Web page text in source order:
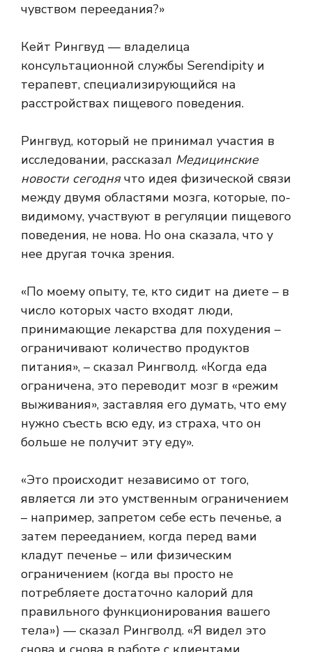
чувством переедания?»
Кейт Рингвуд — владелица
консультационной службы Serendipity и
терапевт, специализирующийся на
расстройствах пищевого поведения.
Рингвуд, который не принимал участия в
исследовании, рассказал Медицинские
новости сегоднячто идея физической связи
между двумя областями мозга, которые, по-
видимому, участвуют в регуляции пищевого
поведения, не нова. Но она сказала, что у
нее другая точка зрения.
«По моему опыту, те, кто сидит на диете – в
число которых часто входят люди,
принимающие лекарства для похудения –
ограничивают количество продуктов
питания», – сказал Рингволд. «Когда еда
ограничена, это переводит мозг в «режим
выживания», заставляя его думать, что ему
нужно съесть всю еду, из страха, что он
больше не получит эту еду».
«Это происходит независимо от того,
является ли это умственным ограничением
– например, запретом себе есть печенье, а
затем перееданием, когда перед вами
кладут печенье – или физическим
ограничением (когда вы просто не
потребляете достаточно калорий для
правильного функционирования вашего
тела») — сказал Рингволд. «Я видел это